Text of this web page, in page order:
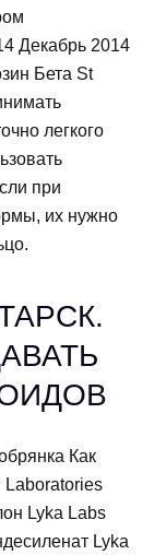
Декабрь 2014
Бета St
легкого
при
их нужно
Как
Laboratories
Lyka Labs
Lyka